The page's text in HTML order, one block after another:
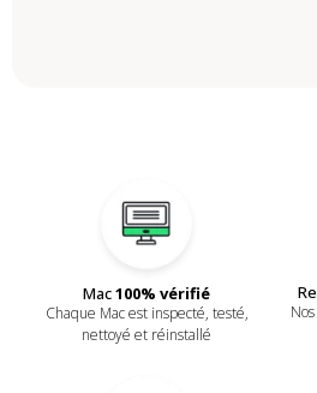
Mac100% vérifié
Chaque Mac est inspecté, testé,
nettoyé et réinstallé